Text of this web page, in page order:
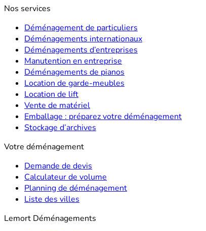
Nos services
Déménagement de particuliers
Déménagements internationaux
Déménagements d’entreprises
Manutention en entreprise
Déménagements de pianos
Location de garde-meubles
Location de lift
Vente de matériel
Emballage : préparez votre déménagement
Stockage d’archives
Votre déménagement
Demande de devis
Calculateur de volume
Planning de déménagement
Liste des villes
Lemort Déménagements